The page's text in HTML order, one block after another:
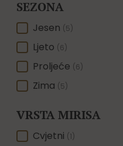
SEZONA
SEZONA
Jesen (5)
Ljeto (6)
Proljeće (6)
Zima (5)
VRSTA MIRISA
VRSTA MIRISA
Cvjetni (1)